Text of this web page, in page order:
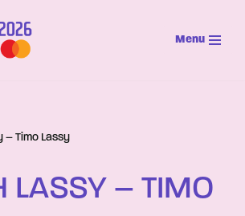
Menu
– Timo Lassy
LASSY – TIMO